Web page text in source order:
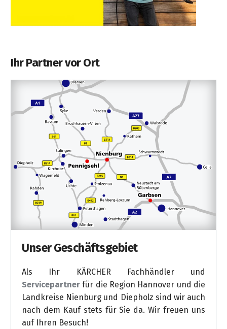
Ihr Partner vor Ort
Unser Geschäftsgebiet
Als Ihr KÄRCHER Fachhändler und
Servicepartnerfür die Region Hannover und die
Landkreise Nienburg und Diepholz sind wir auch
nach dem Kauf stets für Sie da. Wir freuen uns
auf Ihren Besuch!